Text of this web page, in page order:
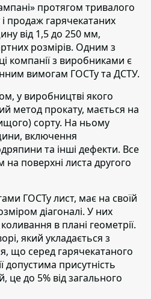
протягом тривалого
продаж гарячекатаних
від 1,5 до 250 мм,
розмірів. Одним з
компанії з виробниками є
вимогам ГОСТу та ДСТУ.
у виробництві якого
метод прокату, мається на
сорту. На ньому
включення
та інші дефекти. Все
поверхні листа другого
ГОСТу лист, має на своїй
діагоналі. У них
в плані геометрії.
який укладається з
що серед гарячекатаного
допустима присутність
це до 5% від загального